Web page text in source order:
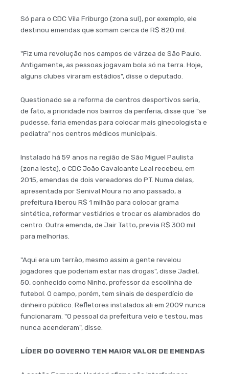
Só para o CDC Vila Friburgo (zona sul), por exemplo, ele
destinou emendas que somam cerca de R$ 820 mil.
"Fiz uma revolução nos campos de várzea de São Paulo.
Antigamente, as pessoas jogavam bola só na terra. Hoje,
alguns clubes viraram estádios", disse o deputado.
Questionado se a reforma de centros desportivos seria,
de fato, a prioridade nos bairros da periferia, disse que "se
pudesse, faria emendas para colocar mais ginecologista e
pediatra" nos centros médicos municipais.
Instalado há 59 anos na região de São Miguel Paulista
(zona leste), o CDC João Cavalcante Leal recebeu, em
2015, emendas de dois vereadores do PT. Numa delas,
apresentada por Senival Moura no ano passado, a
prefeitura liberou R$ 1 milhão para colocar grama
sintética, reformar vestiários e trocar os alambrados do
centro. Outra emenda, de Jair Tatto, previa R$ 300 mil
para melhorias.
"Aqui era um terrão, mesmo assim a gente revelou
jogadores que poderiam estar nas drogas", disse Jadiel,
50, conhecido como Ninho, professor da escolinha de
futebol. O campo, porém, tem sinais de desperdício de
dinheiro público. Refletores instalados ali em 2009 nunca
funcionaram. "O pessoal da prefeitura veio e testou, mas
nunca acenderam", disse.
LÍDER DO GOVERNO TEM MAIOR VALOR DE EMENDAS